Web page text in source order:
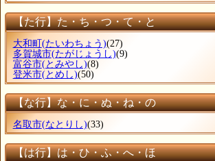
【た行】た・ち・つ・て・と
大和町 (たいわちょう)(27)
多賀城市(たがじょうし)(9)
富谷市(とみやし)(8)
登米市(とめし)(50)
【な行】な・に・ぬ・ね・の
名取市(なとりし)(33)
【は行】は・ひ・ふ・へ・ほ